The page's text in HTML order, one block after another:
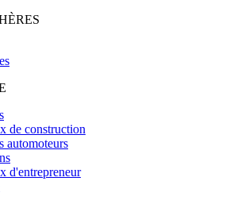
de construction
automoteurs
d'entrepreneur